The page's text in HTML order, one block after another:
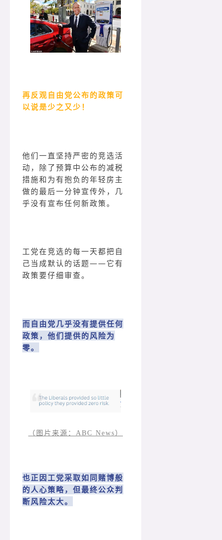
再反观自由党公布的政策可
以说是少之又少！
他们一直坚持严密的竞选活
动，除了预算中公布的减税
措施和为有抱负的年轻房主
做的最后一分钟宣传外，几
乎没有宣布任何新政策。
工党在竞选的每一天都把自
己当成默认的话题——它有
政策要仔细审查。
而自由党几乎没有提供任何
政策，他们提供的风险为
零。
（图片来源：ABC News）
也正因工党采取如同赌博般
的人心策略，但最终公众判
断风险太大。